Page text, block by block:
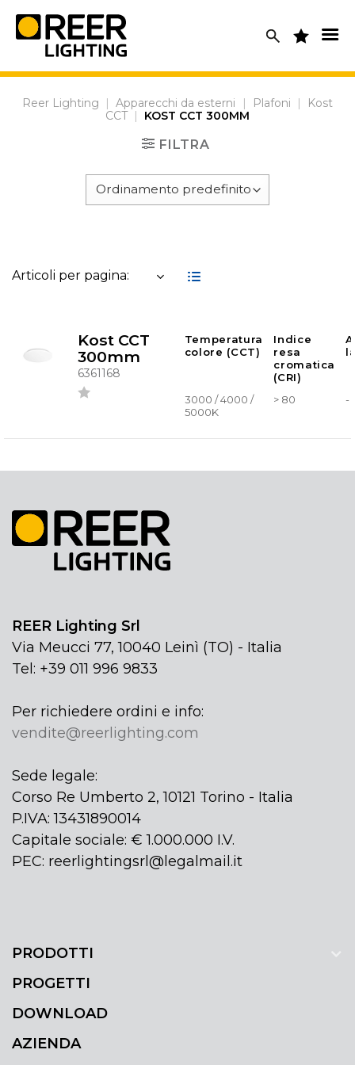
content
Reer Lighting | Apparecchi da esterni | Plafoni |
Kost
CCT | KOST CCT 300MM
FILTRA
Articoli per pagina:
Kost CCT
300mm
6361168
Temperatura
colore (CCT)
Indice
resa
cromatica
(CRI)
3000 / 4000 /
5000K
> 80 -
REER Lighting Srl
Via Meucci 77, 10040 Leinì (TO) - Italia
Tel: +39 011 996 9833
Per richiedere ordini e info:
vendite@reerlighting.com
Sede legale:
Corso Re Umberto 2, 10121 Torino - Italia
P.IVA: 13431890014
Capitale sociale: € 1.000.000 I.V.
PEC: reerlightingsrl@legalmail.it
PRODOTTI
PROGETTI
DOWNLOAD
AZIENDA